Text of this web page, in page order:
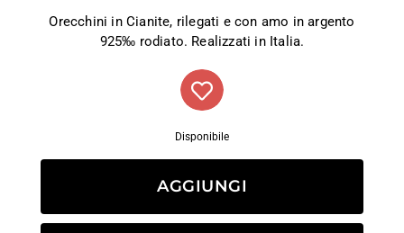
Orecchini in Cianite, rilegati e con amo in argento
925‰ rodiato. Realizzati in Italia.
Disponibile
AGGIUNGI